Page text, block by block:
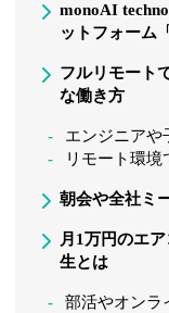
monoAI
ットフォーム
フルリモート
な働き方
エンジニアや
リモート環境
朝会や全社ミ
月1万円のエ
生とは
部活やオンラ